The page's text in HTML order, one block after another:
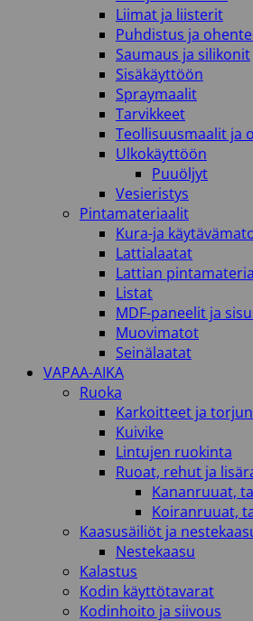
Liimat ja liisterit
Puhdistus ja
Saumaus ja silikonit
Sisäkäyttöön
Spraymaalit
Tarvikkeet
Teollisuusmaalit ja
Ulkokäyttöön
Puuöljyt
Vesieristys
Pintamateriaalit
Kura-ja
Lattialaatat
Lattian
Listat
MDF-paneelit ja
Muovimatot
Seinälaatat
VAPAA-AIKA
Ruoka
Karkoitteet ja
Kuivike
Lintujen ruokinta
Ruoat, rehut ja
Kananruuat,
Koiranruuat,
Kaasusäiliöt ja
Nestekaasu
Kalastus
Kodin käyttötavarat
Kodinhoito ja siivous